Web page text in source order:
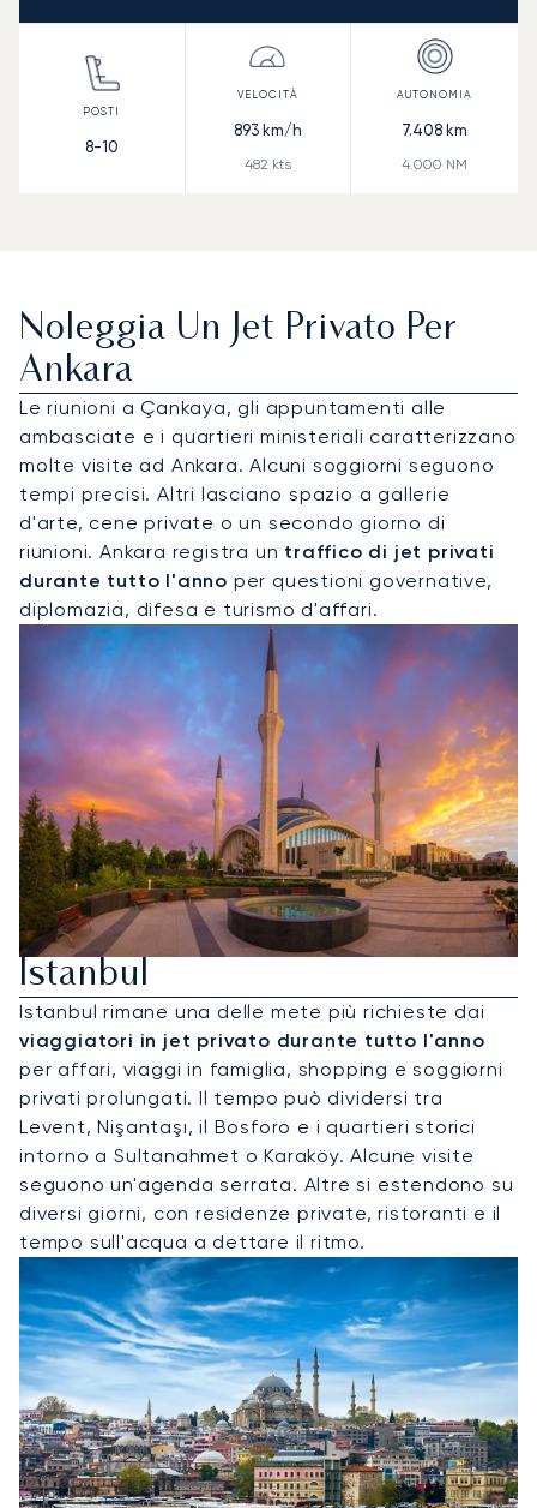
8-10
893km/h
482 kts
7.408 km
4.000 NM
Noleggia Un Jet Privato Per
Ankara
Le riunioni a Çankaya, gli appuntamenti alle
ambasciate e i quartieri ministeriali caratterizzano
molte visite ad Ankara. Alcuni soggiorni seguono
tempi precisi. Altri lasciano spazio a gallerie
d'arte, cene private o un secondo giorno di
riunioni. Ankara registra un traffico di jet privati
durante tutto l'anno per questioni governative,
diplomazia, difesa e turismo d'affari.
Noleggia Un Jet Privato Per
Istanbul
Istanbul rimane una delle mete più richieste dai
viaggiatori in jet privato durante tutto l'anno
per affari, viaggi in famiglia, shopping e soggiorni
privati prolungati. Il tempo può dividersi tra
Levent, Nişantaşı, il Bosforo e i quartieri storici
intorno a Sultanahmet o Karaköy. Alcune visite
seguono un'agenda serrata. Altre si estendono su
diversi giorni, con residenze private, ristoranti e il
tempo sull'acqua a dettare il ritmo.